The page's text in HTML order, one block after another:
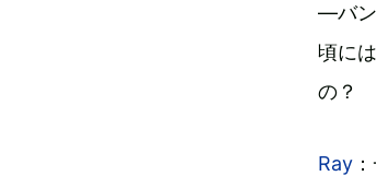
―バン
頃に
の？
Ray